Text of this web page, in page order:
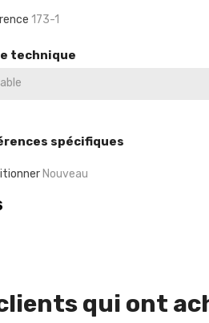
173-1
technique
spécifiques
Nouveau
qui ont